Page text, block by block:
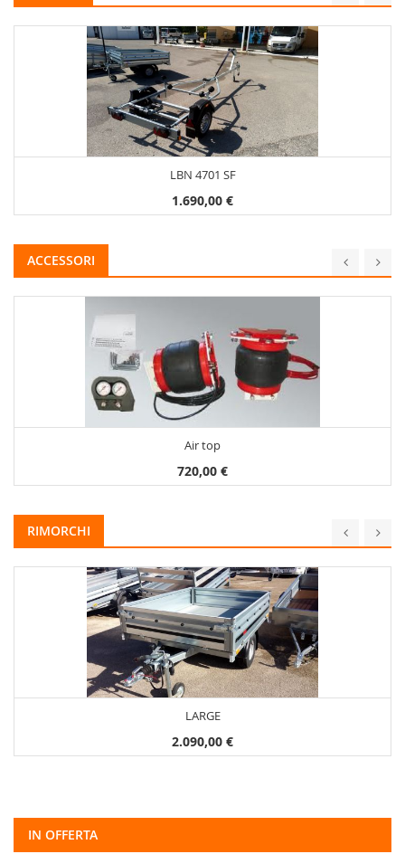
LBN 4701 SF
1.690,00 €
ACCESSORI
Air top
720,00 €
RIMORCHI
LARGE
2.090,00 €
IN OFFERTA